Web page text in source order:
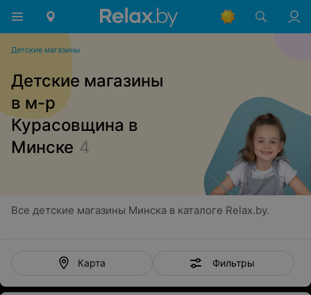
Детские магазины
Детские магазины
в м-р
Курасовщина в
Минске 4
Все детские магазины Минска в каталоге Relax.by.
Карта Фильтры